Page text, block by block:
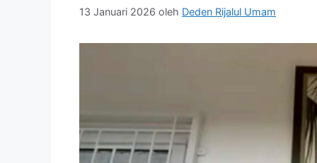
13 Januari 2026 oleh Deden Rijalul Umam